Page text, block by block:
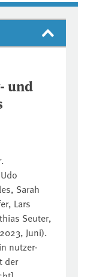
und
Sarah
Lars
Seuter,
Juni).
nutzer-
der